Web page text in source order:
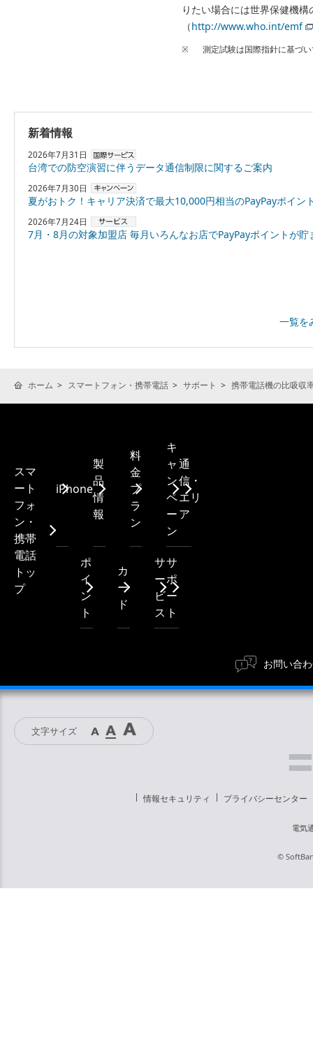
りたい場合には世界保健機
（http://www.who.int/emf
※ 測定試験は国際指針に基づ
新着情報
2026年7月31日
台湾での防空演習に伴うデータ通信制限に関するご案内
2026年7月30日
夏がおトク！キャリア決済で最大10,000円相当のPayPayポイントプレゼント
2026年7月24日
7月・8月の対象加盟店 毎月いろんなお店でPayPayポイントが貯まる！「スーパーPayPayクーポ
一覧を
ホーム スマートフォン・携帯電話 サポート 携帯電話機の比吸収
スマ
ート
フォ
ン・
携帯
電話
トッ
プ
iPhone
製
品
情
報
料
金
プ
ラ
ン
キ
ャ
ン
ペ
ー
ン
通
信・
エリ
ア
ポ
イ
ン
ト
カ
ー
ド
サ
ー
ビ
ス
サ
ポ
ー
ト
お問い合
文字サイズ
情報セキュリティ プライバシーセンター
電気
©